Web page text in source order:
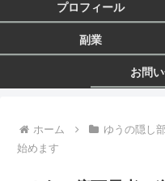
プロフィール
副業
お問
ホーム ゆうの隠し
始めます